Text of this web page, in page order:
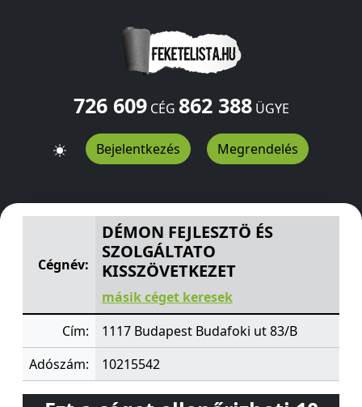
726 609CÉG 862 388ÜGYE
Bejelentkezés Megrendelés
DÉMON FEJLESZTÖ ÉS SZOLGÁLTATO KISSZÖVETKEZET
Cégnév:
DÉMON FEJLESZTÖ ÉS
SZOLGÁLTATO
KISSZÖVETKEZET
másik céget keresek
Cím:
1117 Budapest Budafoki ut 83/B
Adószám:
10215542